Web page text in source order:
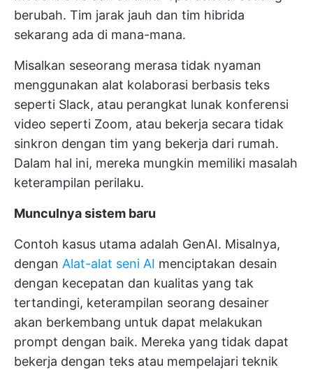
berubah. Tim jarak jauh dan tim hibrida
sekarang ada di mana-mana.
Misalkan seseorang merasa tidak nyaman
menggunakan alat kolaborasi berbasis teks
seperti Slack, atau perangkat lunak konferensi
video seperti Zoom, atau bekerja secara tidak
sinkron dengan tim yang bekerja dari rumah.
Dalam hal ini, mereka mungkin memiliki masalah
keterampilan perilaku.
Munculnya sistem baru
Contoh kasus utama adalah GenAI. Misalnya,
dengan Alat-alat seni AI menciptakan desain
dengan kecepatan dan kualitas yang tak
tertandingi, keterampilan seorang desainer
akan berkembang untuk dapat melakukan
prompt dengan baik. Mereka yang tidak dapat
bekerja dengan teks atau mempelajari teknik